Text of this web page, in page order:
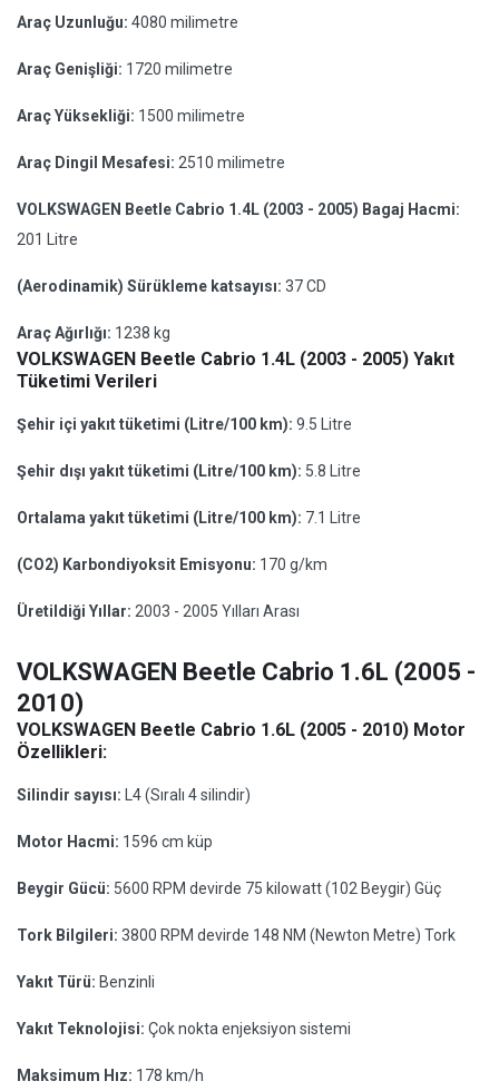
Araç Uzunluğu: 4080 milimetre
Araç Genişliği: 1720 milimetre
Araç Yüksekliği: 1500 milimetre
Araç Dingil Mesafesi: 2510 milimetre
VOLKSWAGEN Beetle Cabrio 1.4L (2003 - 2005) Bagaj Hacmi:
201 Litre
(Aerodinamik) Sürükleme katsayısı: 37 CD
Araç Ağırlığı: 1238 kg
VOLKSWAGEN Beetle Cabrio 1.4L (2003 - 2005) Yakıt
Tüketimi Verileri
Şehir içi yakıt tüketimi (Litre/100 km): 9.5 Litre
Şehir dışı yakıt tüketimi (Litre/100 km): 5.8 Litre
Ortalama yakıt tüketimi (Litre/100 km): 7.1 Litre
(CO2) Karbondiyoksit Emisyonu: 170 g/km
Üretildiği Yıllar: 2003 - 2005 Yılları Arası
VOLKSWAGEN Beetle Cabrio 1.6L (2005 -
2010)
VOLKSWAGEN Beetle Cabrio 1.6L (2005 - 2010) Motor
Özellikleri:
Silindir sayısı: L4 (Sıralı 4 silindir)
Motor Hacmi: 1596 cm küp
Beygir Gücü: 5600 RPM devirde 75 kilowatt (102 Beygir) Güç
Tork Bilgileri: 3800 RPM devirde 148 NM (Newton Metre) Tork
Yakıt Türü: Benzinli
Yakıt Teknolojisi: Çok nokta enjeksiyon sistemi
Maksimum Hız: 178 km/h